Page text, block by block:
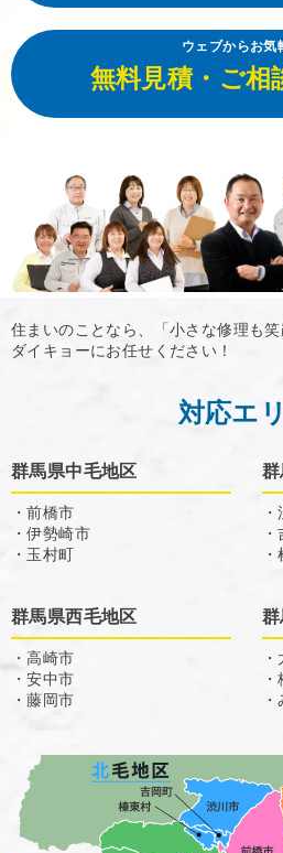
ウェブからお気
無料見積・ご相
住まいのことなら、「小さな修理も
ダイキョーにお任せください！
対応エ
群馬県中毛地区
・前橋市
・伊勢崎市
・玉村町
群馬県西毛地区
・高崎市
・安中市
・藤岡市